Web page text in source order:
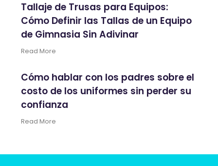
Tallaje de Trusas para Equipos:
Cómo Definir las Tallas de un Equipo
de Gimnasia Sin Adivinar
Read More
Cómo hablar con los padres sobre el
costo de los uniformes sin perder su
confianza
Read More